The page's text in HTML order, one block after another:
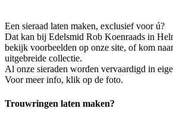
Een sieraad laten maken, exclusief voor ú?
Dat kan bij Edelsmid Rob Koenraads in
bekijk voorbeelden op onze site, of kom
uitgebreide collectie.
Al onze sieraden worden vervaardigd in
Voor meer info, klik op de foto.
Trouwringen laten maken?